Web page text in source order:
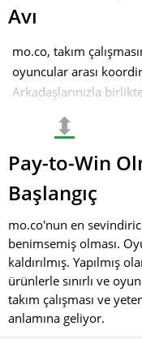
Avı
mo.co, takım
oyuncular arası
Arkadaşlarınızla
bossları alt edecek
dinamik çatışmalara
takım rollerini doğru
Karakterinizi
Tarzınızı
Oyunda sürekli
olacaksınız. Geniş bir
yelpazesi sunuluyor.
kombinasyonlarla her
oluşturabilirsiniz.
⬍
Pay-to-Win
Başlangıç
mo.co'nun en
benimsemiş olması.
kaldırılmış. Yapılmış
ürünlerle sınırlı ve
takım çalışması ve
anlamına geliyor.